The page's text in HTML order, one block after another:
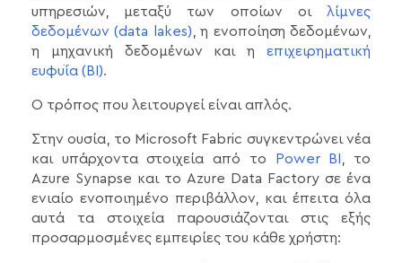
υπηρεσιών, μεταξύ των οποίων οι λίμνες
δεδομένων (data lakes) , η ενοποίηση δεδομένων,
η μηχανική δεδομένων και η επιχειρηματική
ευφυΐα (BI).
Ο τρόπος που λειτουργεί είναι απλός.
Στην ουσία, το Microsoft Fabric συγκεντρώνει νέα
και υπάρχοντα στοιχεία από το
Power BI
, το
Azure Synapse και το Azure Data Factory σε ένα
ενιαίο ενοποιημένο περιβάλλον, και έπειτα όλα
αυτά τα στοιχεία παρουσιάζονται στις εξής
προσαρμοσμένες εμπειρίες του κάθε χρήστη: